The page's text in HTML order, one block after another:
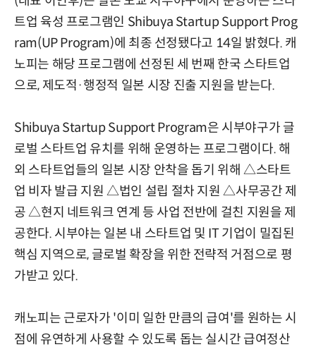
트업 육성 프로그램인 Shibuya Startup Support Prog
ram(UP Program)에 최종 선정됐다고 14일 밝혔다. 캐
노피는 해당 프로그램에 선정된 세 번째 한국 스타트업
으로, 제도적·행정적 일본 시장 진출 지원을 받는다.
Shibuya Startup Support Program은 시부야구가 글
로벌 스타트업 유치를 위해 운영하는 프로그램이다. 해
외 스타트업들의 일본 시장 안착을 돕기 위해 △스타트
업 비자 발급 지원 △법인 설립 절차 지원 △사무공간 제
공 △현지 네트워크 연계 등 사업 전반에 걸친 지원을 제
공한다. 시부야는 일본 내 스타트업 및 IT 기업이 밀집된
핵심 지역으로, 글로벌 확장을 위한 전략적 거점으로 평
가받고 있다.
캐노피는 근로자가 '이미 일한 만큼의 급여'를 원하는 시
점에 유연하게 사용할 수 있도록 돕는 실시간 급여정산